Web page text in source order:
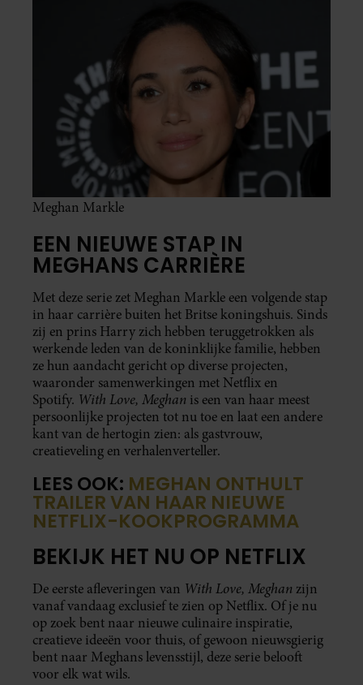
Meghan Markle
EEN NIEUWE STAP IN
MEGHANS CARRIÈRE
Met deze serie zet Meghan Markle een volgende stap
in haar carrière buiten het Britse koningshuis. Sinds
zij en prins Harry zich hebben teruggetrokken als
werkende leden van de koninklijke familie, hebben
ze hun aandacht gericht op diverse projecten,
waaronder samenwerkingen met Netflix en
Spotify. With Love, Meghan is een van haar meest
persoonlijke projecten tot nu toe en laat een andere
kant van de hertogin zien: als gastvrouw,
creatieveling en verhalenverteller.
LEES OOK: MEGHAN ONTHULT
TRAILER VAN HAAR NIEUWE
NETFLIX-KOOKPROGRAMMA
BEKIJK HET NU OP NETFLIX
De eerste afleveringen van With Love, Meghan zijn
vanaf vandaag exclusief te zien op Netflix. Of je nu
op zoek bent naar nieuwe culinaire inspiratie,
creatieve ideeën voor thuis, of gewoon nieuwsgierig
bent naar Meghans levensstijl, deze serie belooft
voor elk wat wils.